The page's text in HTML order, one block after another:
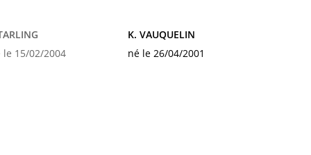
le 15/02/2004
K. VAUQUELIN
né le 26/04/2001